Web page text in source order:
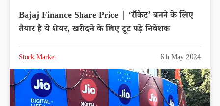
Bajaj Finance Share Price | ‘रॉकेट’ बनने के लिए
तैयार है ये शेयर, खरीदने के लिए टूट पड़े निवेशक
Stock Market 6th May 2024